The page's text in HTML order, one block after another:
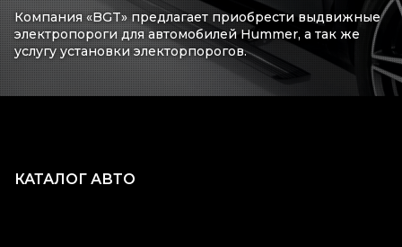
Компания «BGT» предлагает приобрести выдвижные
электропороги для автомобилей Hummer, а так же
услугу установки электорпорогов.
КАТАЛОГ АВТО